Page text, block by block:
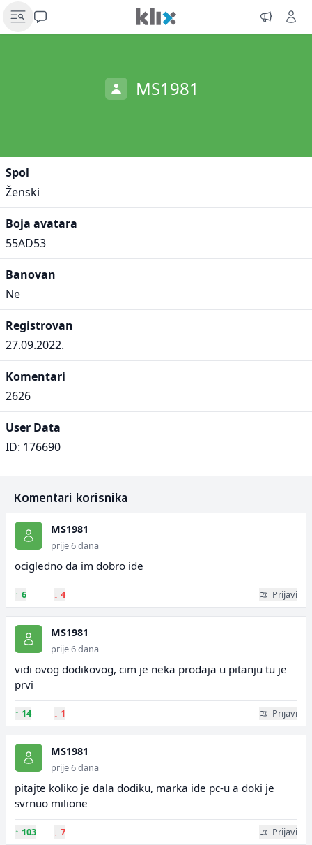
MS1981
Spol
Ženski
Boja avatara
55AD53
Banovan
Ne
Registrovan
27.09.2022.
Komentari
2626
User Data
ID: 176690
Komentari korisnika
MS1981
prije 6 dana
ocigledno da im dobro ide
↑ 6 ↓ 4 Prijavi
MS1981
prije 6 dana
vidi ovog dodikovog, cim je neka prodaja u pitanju tu je
prvi
↑ 14 ↓ 1 Prijavi
MS1981
prije 6 dana
pitajte koliko je dala dodiku, marka ide pc-u a doki je
svrnuo milione
↑ 103 ↓ 7 Prijavi